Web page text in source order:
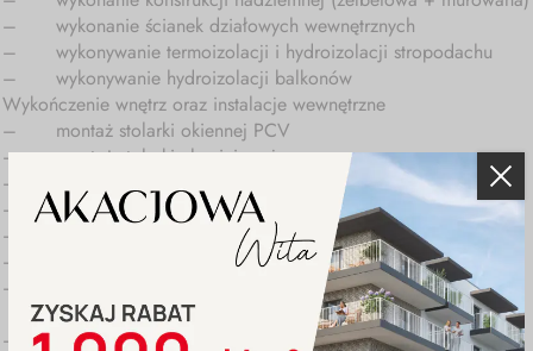
–
wykonanie ścianek działowych wewnętrznych
–
wykonywanie termoizolacji i hydroizolacji stropodachu
–
wykonywanie hydroizolacji balkonów
Wykończenie wnętrz oraz instalacje wewnętrzne
–
montaż stolarki okiennej PCV
–
montaż stolarki aluminiowej
–
–
wykonywanie instalacji wentylacji mechanicznej
–
wykonanie instalacji wewnętrznych wod.-kan., co.,
–
wykonywanie tynków wewnętrznych
–
wykonywanie wylewek cementowych w mieszkaniach
montaż drzwi wewnętrznych
–
wykonywanie izolacji ścian wewnętrznych